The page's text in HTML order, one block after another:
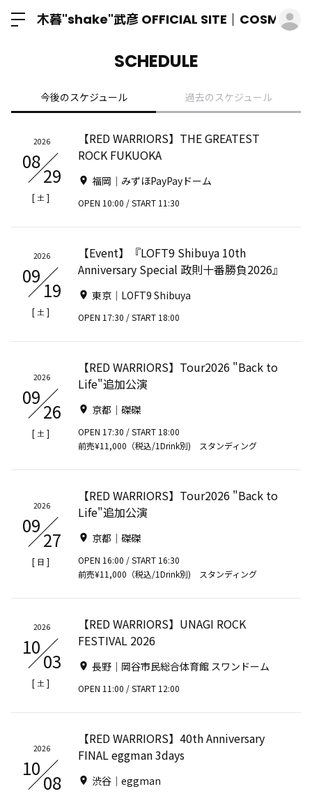
木暮"shake"武彦 OFFICIAL SITE│COSMIC
SCHEDULE
今後のスケジュール 過去のスケジュール
2026
08
29
[ 土]
【RED WARRIORS】THE GREATEST
ROCK FUKUOKA
福岡｜みずほPayPayドーム
OPEN 10:00 / START 11:30
2026
09
19
[ 土]
【Event】『LOFT9 Shibuya 10th
Anniversary Special 政則十番勝負2026』
東京｜LOFT9 Shibuya
OPEN 17:30 / START 18:00
2026
09
26
[ 土]
【RED WARRIORS】Tour2026 "Back to
Life"追加公演
京都｜磔磔
OPEN 17:30 / START 18:00
前売¥11,000（税込/1Drink別) スタンディング
2026
09
27
[ 日]
【RED WARRIORS】Tour2026 "Back to
Life"追加公演
京都｜磔磔
OPEN 16:00 / START 16:30
前売¥11,000（税込/1Drink別) スタンディング
2026
10
03
[ 土]
【RED WARRIORS】UNAGI ROCK
FESTIVAL 2026
長野｜岡谷市民総合体育館 スワンドーム
OPEN 11:00 / START 12:00
2026
10
08
【RED WARRIORS】40th Anniversary
FINAL eggman 3days
渋谷｜eggman